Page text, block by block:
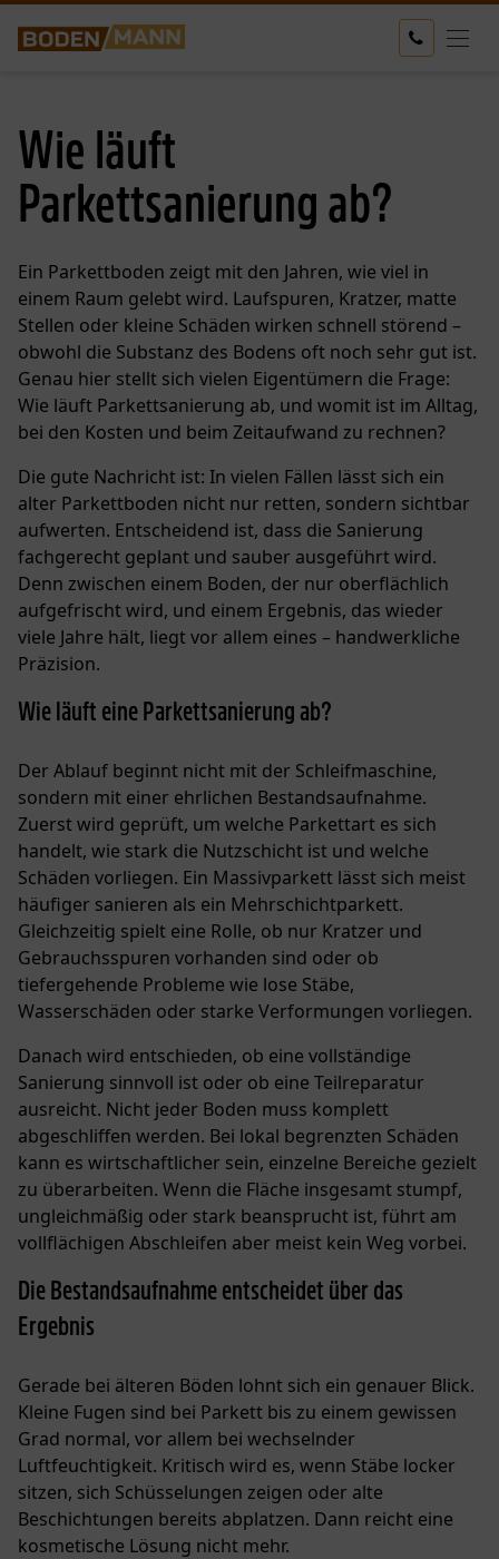
Wie läuft
Parkettsanierung ab?
Ein Parkettboden zeigt mit den Jahren, wie viel in
einem Raum gelebt wird. Laufspuren, Kratzer, matte
Stellen oder kleine Schäden wirken schnell störend –
obwohl die Substanz des Bodens oft noch sehr gut ist.
Genau hier stellt sich vielen Eigentümern die Frage:
Wie läuft Parkettsanierung ab, und womit ist im Alltag,
bei den Kosten und beim Zeitaufwand zu rechnen?
Die gute Nachricht ist: In vielen Fällen lässt sich ein
alter Parkettboden nicht nur retten, sondern sichtbar
aufwerten. Entscheidend ist, dass die Sanierung
fachgerecht geplant und sauber ausgeführt wird.
Denn zwischen einem Boden, der nur oberflächlich
aufgefrischt wird, und einem Ergebnis, das wieder
viele Jahre hält, liegt vor allem eines – handwerkliche
Präzision.
Wie läuft eine Parkettsanierung ab?
Der Ablauf beginnt nicht mit der Schleifmaschine,
sondern mit einer ehrlichen Bestandsaufnahme.
Zuerst wird geprüft, um welche Parkettart es sich
handelt, wie stark die Nutzschicht ist und welche
Schäden vorliegen. Ein Massivparkett lässt sich meist
häufiger sanieren als ein Mehrschichtparkett.
Gleichzeitig spielt eine Rolle, ob nur Kratzer und
Gebrauchsspuren vorhanden sind oder ob
tiefergehende Probleme wie lose Stäbe,
Wasserschäden oder starke Verformungen vorliegen.
Danach wird entschieden, ob eine vollständige
Sanierung sinnvoll ist oder ob eine Teilreparatur
ausreicht. Nicht jeder Boden muss komplett
abgeschliffen werden. Bei lokal begrenzten Schäden
kann es wirtschaftlicher sein, einzelne Bereiche gezielt
zu überarbeiten. Wenn die Fläche insgesamt stumpf,
ungleichmäßig oder stark beansprucht ist, führt am
vollflächigen Abschleifen aber meist kein Weg vorbei.
Die Bestandsaufnahme entscheidet über das
Ergebnis
Gerade bei älteren Böden lohnt sich ein genauer Blick.
Kleine Fugen sind bei Parkett bis zu einem gewissen
Grad normal, vor allem bei wechselnder
Luftfeuchtigkeit. Kritisch wird es, wenn Stäbe locker
sitzen, sich Schüsselungen zeigen oder alte
Beschichtungen bereits abplatzen. Dann reicht eine
kosmetische Lösung nicht mehr.